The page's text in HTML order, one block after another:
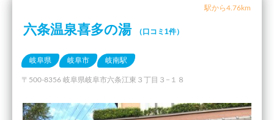
駅から4.76km
六条温泉喜多の湯 （口コミ1件）
岐阜県 岐阜市 岐南駅
〒500-8356 岐阜県岐阜市六条江東３丁目３−１８